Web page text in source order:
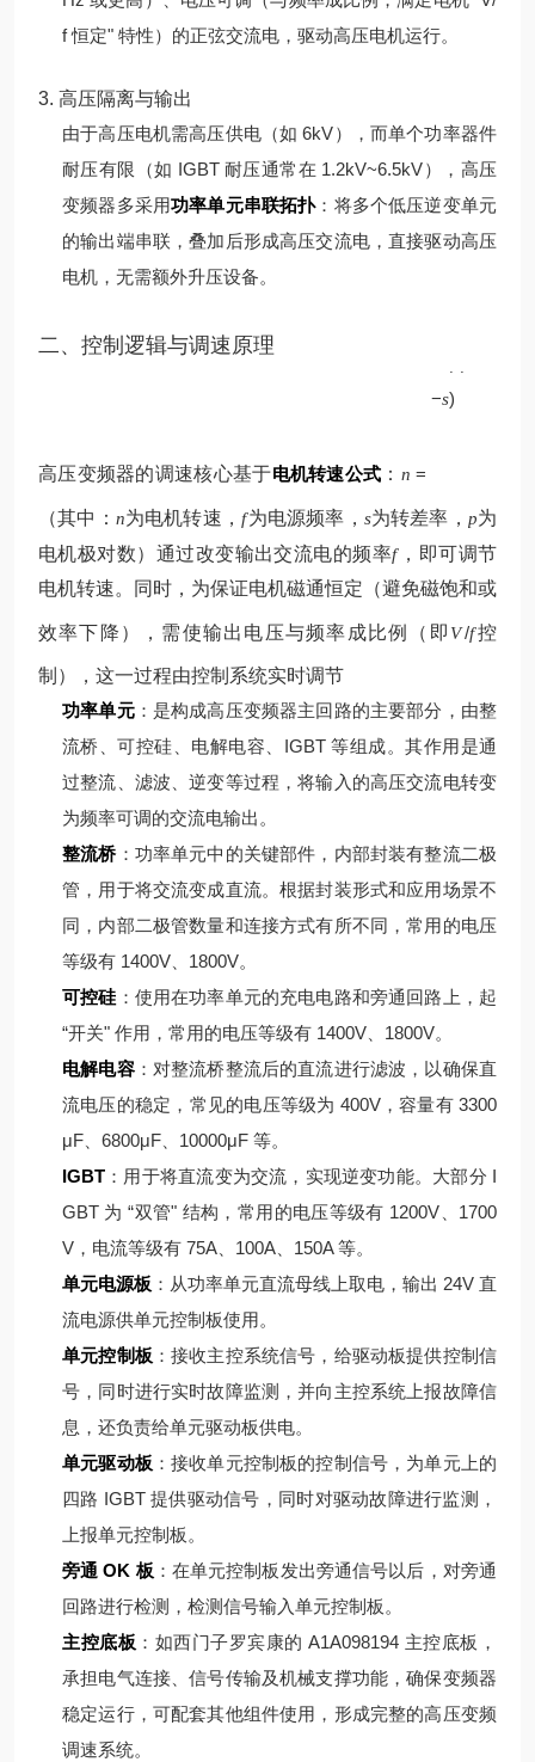
f 恒定" 特性）的正弦交流电，驱动高压电机运行。
3. 高压隔离与输出
由于高压电机需高压供电（如 6kV），而单个功率器件
耐压有限（如 IGBT 耐压通常在 1.2kV~6.5kV），高压
变频器多采用功率单元串联拓扑：将多个低压逆变单元
的输出端串联，叠加后形成高压交流电，直接驱动高压
电机，无需额外升压设备。
二、控制逻辑与调速原理
高压变频器的调速核心基于电机转速公式 ： n =
−s)
（其中： n为电机转速， f为电源频率， s为转差率， p为
电机极对数） 通过改变输出交流电的频率f，即可调节
电机转速。同时，为保证电机磁通恒定（避免磁饱和或
效率下降），需使输出电压与频率成比例（即 V /f控
制），这一过程由控制系统实时调节
功率单元：是构成高压变频器主回路的主要部分，由整
流桥、可控硅、电解电容、IGBT 等组成。其作用是通
过整流、滤波、逆变等过程，将输入的高压交流电转变
为频率可调的交流电输出。
整流桥：功率单元中的关键部件，内部封装有整流二极
管，用于将交流变成直流。根据封装形式和应用场景不
同，内部二极管数量和连接方式有所不同，常用的电压
等级有 1400V、1800V。
可控硅 ：使用在功率单元的充电电路和旁通回路上，起
“开关" 作用，常用的电压等级有 1400V、1800V。
电解电容：对整流桥整流后的直流进行滤波，以确保直
流电压的稳定，常见的电压等级为 400V，容量有 3300
μF、6800μF、10000μF 等。
IGBT ：用于将直流变为交流，实现逆变功能。大部分 I
GBT 为 “双管" 结构，常用的电压等级有 1200V、1700
V，电流等级有 75A、100A、150A 等。
单元电源板 ：从功率单元直流母线上取电，输出 24V 直
流电源供单元控制板使用。
单元控制板 ：接收主控系统信号，给驱动板提供控制信
号，同时进行实时故障监测，并向主控系统上报故障信
息，还负责给单元驱动板供电。
单元驱动板 ：接收单元控制板的控制信号，为单元上的
四路 IGBT 提供驱动信号，同时对驱动故障进行监测，
上报单元控制板。
旁通 OK 板 ：在单元控制板发出旁通信号以后，对旁通
回路进行检测，检测信号输入单元控制板。
主控底板 ：如西门子罗宾康的 A1A098194 主控底板，
承担电气连接、信号传输及机械支撑功能，确保变频器
稳定运行，可配套其他组件使用，形成完整的高压变频
调速系统。